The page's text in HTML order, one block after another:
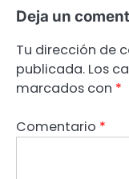
Deja un
Tu dirección de
publicada. Los
marcados con *
Comentario *